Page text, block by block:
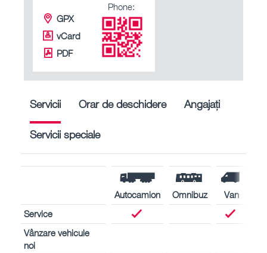
GPX
vCard
PDF
Phone:
Servicii Orar de deschidere Angajați
Servicii speciale
Autocamion Omnibuz
Van
Service
Vânzare vehicule
noi